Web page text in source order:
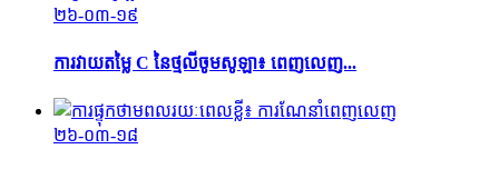
២៦-០៣-១៩
ការវាយតម្លៃ C នៃថ្មលីចូមសូឡា៖ ពេញលេញ...
២៦-០៣-១៨